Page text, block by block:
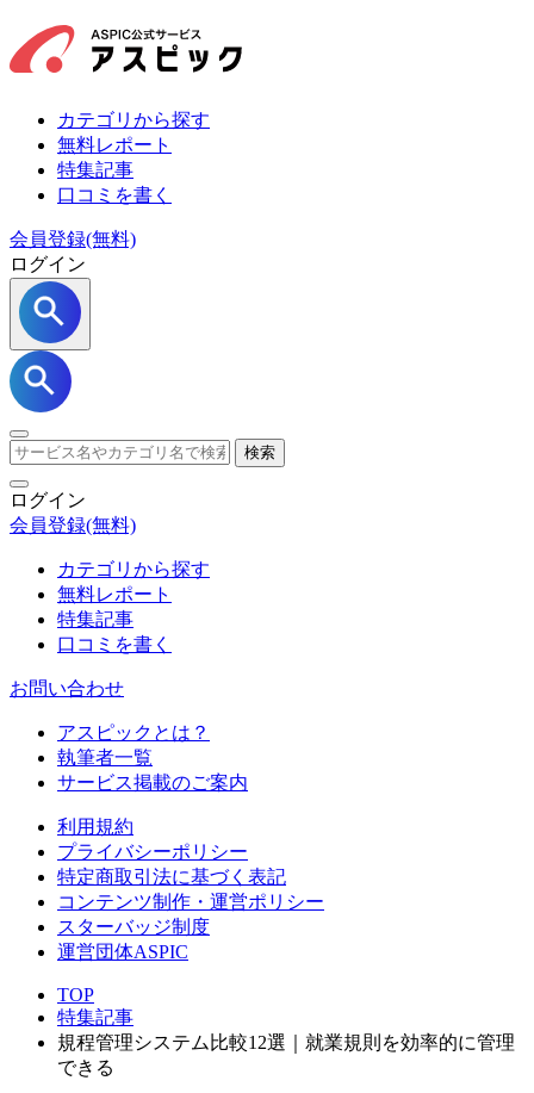
カテゴリから探す
無料レポート
特集記事
口コミを書く
会員登録(無料)
ログイン
検索
ログイン
会員登録(無料)
カテゴリから探す
無料レポート
特集記事
口コミを書く
お問い合わせ
アスピックとは？
執筆者一覧
サービス掲載のご案内
利用規約
プライバシーポリシー
特定商取引法に基づく表記
コンテンツ制作・運営ポリシー
スターバッジ制度
運営団体ASPIC
TOP
特集記事
規程管理システム比較12選｜就業規則を効率的に管理
できる